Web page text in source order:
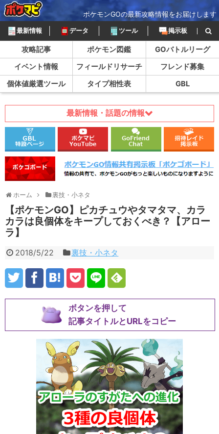
ポケモンGOの最新攻略情報をお届けします
最新情報 データ ツール 掲示板
攻略記事 ポケモン図鑑
GOバトルリーグ
イベント情報
フィールドリサーチ
フレンド募集
個体値厳選ツール
タイプ相性表 GBL
最新情報・話題の情報
ホーム 裏技・小ネタ
【ポケモンGO】ピカチュウやタマタマ、カラ
カラは良個体をキープしておくべき？【アロー
ラ】
2018/5/22 裏技・小ネタ
ボタンを押して
記事タイトルとURLをコピー